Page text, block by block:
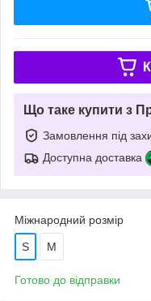
Що таке купити з
Замовлення під
Доступна доставка
Міжнародний розмір
S М
Готово до відправки